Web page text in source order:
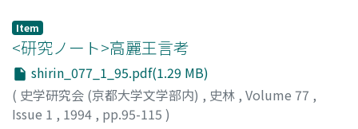
りにしようとするものである。国民革命のイデオロギーの
下、全面的にカトリシズムを取り入れた「ペタンのヴィシ
ー」期には、国民のキリスト教離れが対独敗戦の主要な原
因とみなされ、その責任を負う者として、世俗教育を中心
的に担ってきた初等公立学校の世俗派の教師には厳しい措
置が講じられた。しかし、四二年四月以降の「ラヴァルの
Item
<研究ノート>高麗王言考
shirin_077_1_95.pdf(1.29 MB)
( 史学研究会 (京都大学文学部内) , 史林 , Volume 77 ,
Issue 1 , 1994 , pp.95-115 )